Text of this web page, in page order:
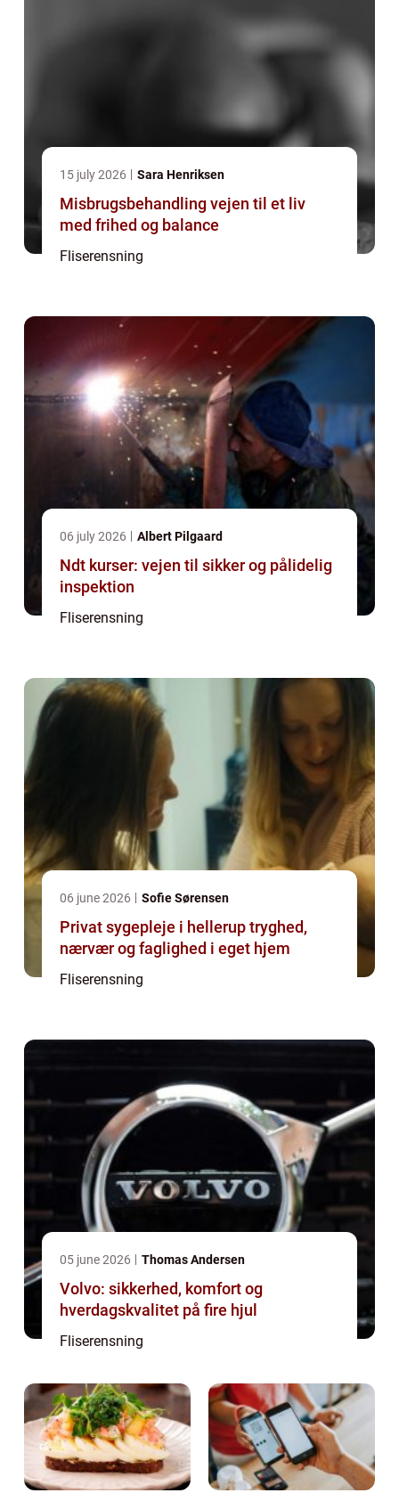
15 july 2026 Sara Henriksen
Misbrugsbehandling vejen til et liv
med frihed og balance
Fliserensning
06 july 2026 Albert Pilgaard
Ndt kurser: vejen til sikker og pålidelig
inspektion
Fliserensning
06 june 2026 Sofie Sørensen
Privat sygepleje i hellerup tryghed,
nærvær og faglighed i eget hjem
Fliserensning
05 june 2026 Thomas Andersen
Volvo: sikkerhed, komfort og
hverdagskvalitet på fire hjul
Fliserensning